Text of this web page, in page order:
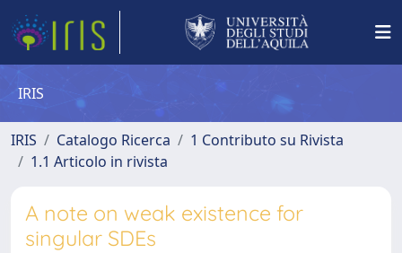
IRIS
IRIS Catalogo Ricerca
1 Contributo su Rivista
1.1 Articolo in rivista
A note on weak existence for
singular SDEs